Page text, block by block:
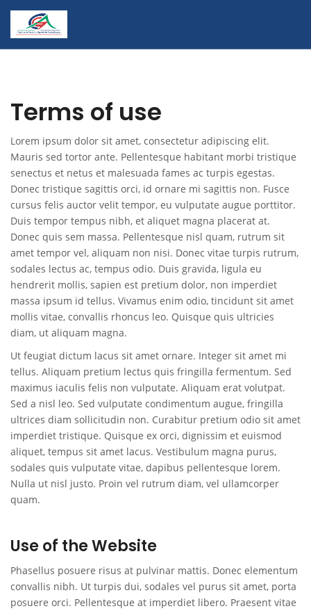
Terms of use
Lorem ipsum dolor sit amet, consectetur adipiscing elit.
Mauris sed tortor ante. Pellentesque habitant morbi tristique
senectus et netus et malesuada fames ac turpis egestas.
Donec tristique sagittis orci, id ornare mi sagittis non. Fusce
cursus felis auctor velit tempor, eu vulputate augue porttitor.
Duis tempor tempus nibh, et aliquet magna placerat at.
Donec quis sem massa. Pellentesque nisl quam, rutrum sit
amet tempor vel, aliquam non nisi. Donec vitae turpis rutrum,
sodales lectus ac, tempus odio. Duis gravida, ligula eu
hendrerit mollis, sapien est pretium dolor, non imperdiet
massa ipsum id tellus. Vivamus enim odio, tincidunt sit amet
mollis vitae, convallis rhoncus leo. Quisque quis ultricies
diam, ut aliquam magna.
Ut feugiat dictum lacus sit amet ornare. Integer sit amet mi
tellus. Aliquam pretium lectus quis fringilla fermentum. Sed
maximus iaculis felis non vulputate. Aliquam erat volutpat.
Sed a nisl leo. Sed vulputate condimentum augue, fringilla
ultrices diam sollicitudin non. Curabitur pretium odio sit amet
imperdiet tristique. Quisque ex orci, dignissim et euismod
aliquet, tempus sit amet lacus. Vestibulum magna purus,
sodales quis vulputate vitae, dapibus pellentesque lorem.
Nulla ut nisl justo. Proin vel rutrum diam, vel ullamcorper
quam.
Use of the Website
Phasellus posuere risus at pulvinar mattis. Donec elementum
convallis nibh. Ut turpis dui, sodales vel purus sit amet, porta
posuere orci. Pellentesque at imperdiet libero. Praesent vitae